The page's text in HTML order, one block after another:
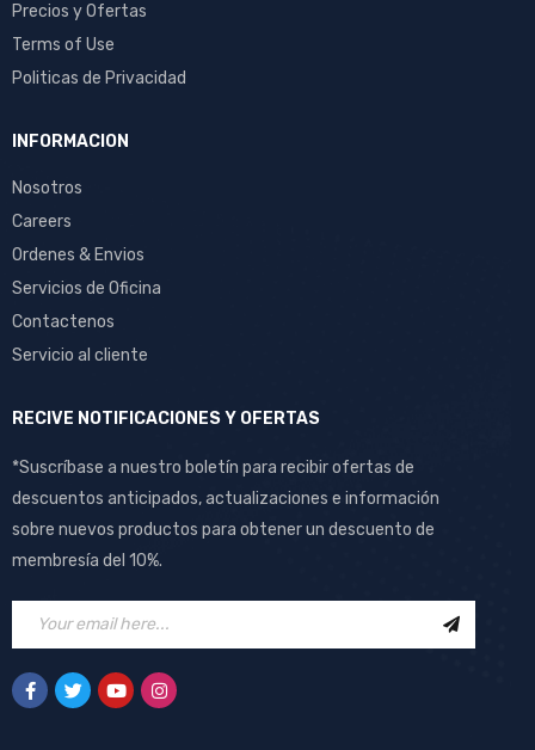
Precios y Ofertas
Terms of Use
Politicas de Privacidad
INFORMACION
Nosotros
Careers
Ordenes & Envios
Servicios de Oficina
Contactenos
Servicio al cliente
RECIVE NOTIFICACIONES Y OFERTAS
*Suscríbase a nuestro boletín para recibir ofertas de
descuentos anticipados, actualizaciones e información
sobre nuevos productos para obtener un descuento de
membresía del 10%.